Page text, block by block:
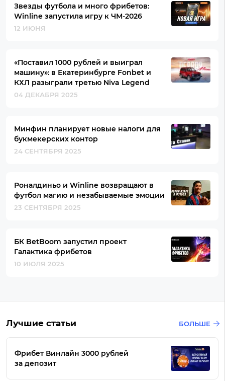
Звезды футбола и много фрибетов:
Winline запустила игру к ЧМ-2026
12 ИЮНЯ
«Поставил 1000 рублей и выиграл
машину»: в Екатеринбурге Fonbet и
КХЛ разыграли третью Niva Legend
04 ДЕКАБРЯ 2025
Минфин планирует новые налоги для
букмекерских контор
24 СЕНТЯБРЯ 2025
Роналдиньо и Winline возвращают в
футбол магию и незабываемые эмоции
23 СЕНТЯБРЯ 2025
БК BetBoom запустил проект
Галактика фрибетов
10 ИЮЛЯ 2025
Лучшие статьи БОЛЬШЕ
Фрибет Винлайн 3000 рублей
за депозит